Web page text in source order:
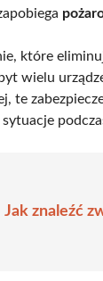
które
wielu
te
Jak znaleźć